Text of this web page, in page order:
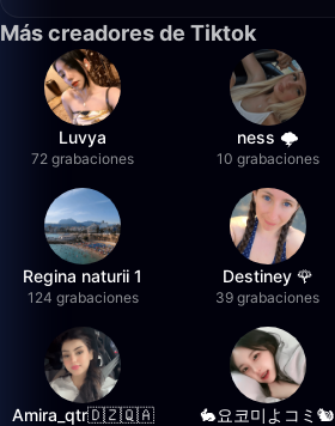
Más creadores de Tiktok
Luvya
72 grabaciones
ness 🌩️
10 grabaciones
Regina naturii 1
124 grabaciones
Destiney 🌹
39 grabaciones
Amira_qtr🇩🇿🇶🇦 🐇요코미よコミ🐿